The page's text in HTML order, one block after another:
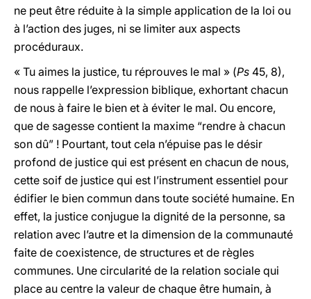
ne peut être réduite à la simple application de la loi ou
à l’action des juges, ni se limiter aux aspects
procéduraux.
« Tu aimes la justice, tu réprouves le mal » (Ps 45, 8),
nous rappelle l’expression biblique, exhortant chacun
de nous à faire le bien et à éviter le mal. Ou encore,
que de sagesse contient la maxime “rendre à chacun
son dû” ! Pourtant, tout cela n’épuise pas le désir
profond de justice qui est présent en chacun de nous,
cette soif de justice qui est l’instrument essentiel pour
édifier le bien commun dans toute société humaine. En
effet, la justice conjugue la dignité de la personne, sa
relation avec l’autre et la dimension de la communauté
faite de coexistence, de structures et de règles
communes. Une circularité de la relation sociale qui
place au centre la valeur de chaque être humain, à